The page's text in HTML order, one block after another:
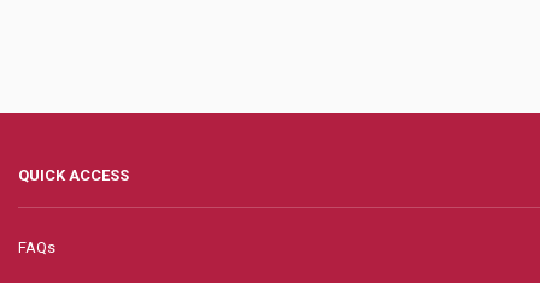
QUICK ACCESS
FAQs